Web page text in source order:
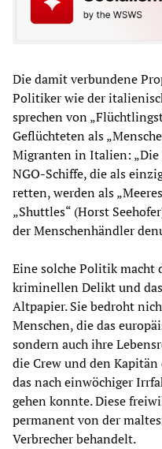
Die damit verbundene
Politiker wie der
sprechen von
Geflüchteten als
Migranten in Italien:
NGO-Schiffe, die als
retten, werden als
„Shuttles“ (Horst
der Menschenhändler
Eine solche Politik macht
kriminellen Delikt und
Altpapier. Sie bedroht
Menschen, die das
sondern auch ihre
die Crew und den
das nach einwöchiger
gehen konnte. Diese
permanent von der
Verbrecher behandelt.